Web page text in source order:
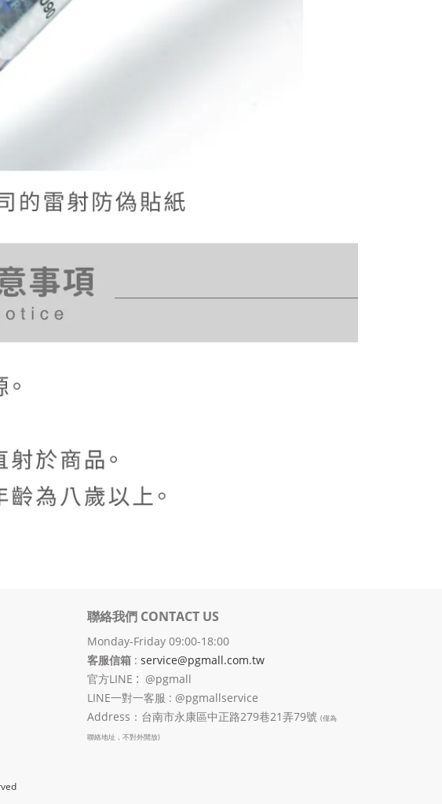
聯絡我們 CONTACT US
Monday-Friday 09:00-18:00
客服信箱 : service@pgmall.com.tw
官方LINE : @pgmall
LINE一對一客服 : @pgmallservice
Address：台南市永康區中正路279巷21弄79號 (僅為
聯絡地址，不對外開放)